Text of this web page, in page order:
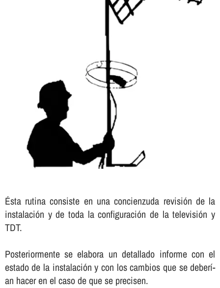
Ésta rutina consiste en una concienzuda revisión de la
instalación y de toda la configuración de la televisión y
TDT.
Posteriormente se elabora un detallado informe con el
estado de la instalación y con los cambios que se deberí­
an hacer en el caso de que se precisen.